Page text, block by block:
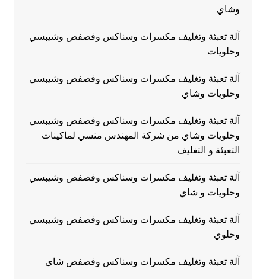
وشاي
آلة تعبئة وتغليف مكسرات وسناكس وفصفص وشيبسي
وحلويات
آلة تعبئة وتغليف مكسرات وسناكس وفصفص وشيبسي
وحلويات وشاي
آلة تعبئة وتغليف مكسرات وسناكس وفصفص وشيبسي
وحلويات وشاي من شركة المهندس منسي لماكينات
التعبئة و التغليف
آلة تعبئة وتغليف مكسرات وسناكس وفصفص وشيبسي
وحلويات و شاي
آلة تعبئة وتغليف مكسرات وسناكس وفصفص وشيبسي
وحلوي
آلة تعبئة وتغليف مكسرات وسناكس وفصفص شاي